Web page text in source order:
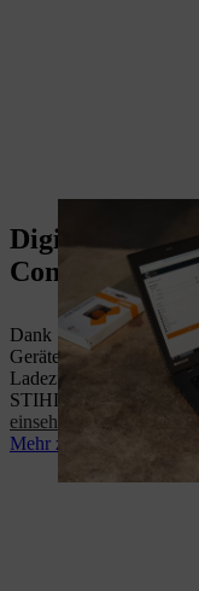
Digitales
Connected
Dank STIHL connected
Geräteflotte – und
Ladezustand,
STIHL connected App
einsehbar.
Mehr zum digitalen